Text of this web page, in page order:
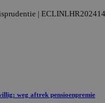
|
weg aftrek pensioenpremie